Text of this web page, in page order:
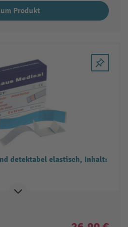
Produkt
detektabel elastisch, Inhalt: